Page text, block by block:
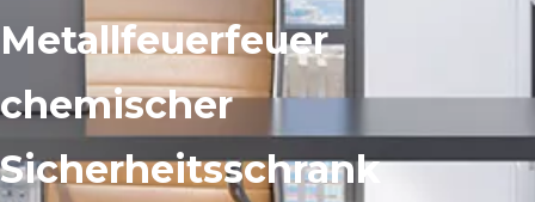
Metallfeuerfeuer
chemischer
Sicherheitsschrank